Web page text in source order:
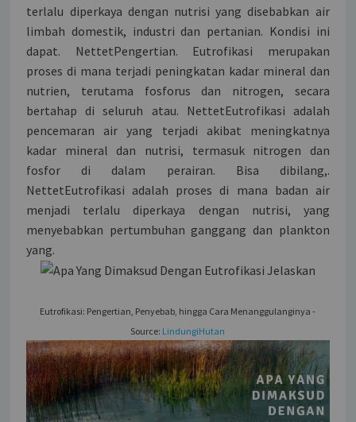
terlalu diperkaya dengan nutrisi yang disebabkan air
limbah domestik, industri dan pertanian. Kondisi ini
dapat. NettetPengertian. Eutrofikasi merupakan
proses di mana terjadi peningkatan kadar mineral dan
nutrien, terutama fosforus dan nitrogen, secara
bertahap di seluruh atau. NettetEutrofikasi adalah
pencemaran air yang terjadi akibat meningkatnya
kadar mineral dan nutrisi, termasuk nitrogen dan
fosfor di dalam perairan. Bisa dibilang,.
NettetEutrofikasi adalah proses di mana badan air
menjadi terlalu diperkaya dengan nutrisi, yang
menyebabkan pertumbuhan ganggang dan plankton
yang.
Eutrofikasi: Pengertian, Penyebab, hingga Cara Menanggulanginya -
Source: LindungiHutan